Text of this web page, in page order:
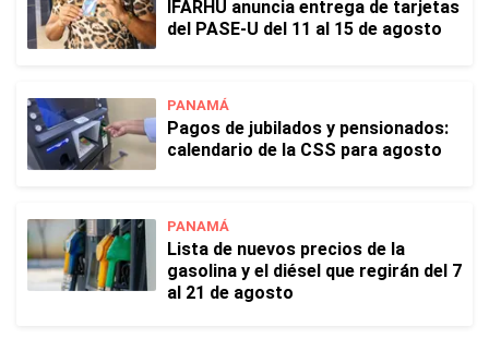
IFARHU anuncia entrega de tarjetas
del PASE-U del 11 al 15 de agosto
PANAMÁ
Pagos de jubilados y pensionados:
calendario de la CSS para agosto
PANAMÁ
Lista de nuevos precios de la
gasolina y el diésel que regirán del 7
al 21 de agosto